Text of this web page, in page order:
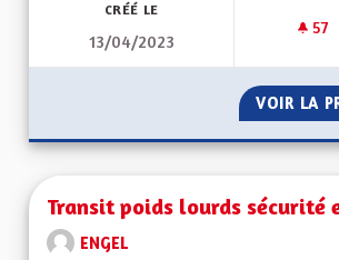
CRÉÉ LE
13/04/2023
57
VOIR LA
Transit poids lourds sécurité
ENGEL